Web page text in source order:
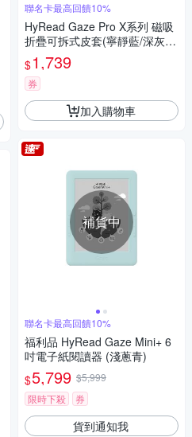
聯名卡最高回饋10%
HyRead Gaze Pro X系列 磁吸
折疊可拆式皮套(寧靜藍/深灰
藍)
$1,739
券
加入購物車
補貨中
聯名卡最高回饋10%
福利品 HyRead Gaze Mini+ 6
吋電子紙閱讀器 (淺蔥青)
$5,799 $5,999
限時下殺
券
貨到通知我